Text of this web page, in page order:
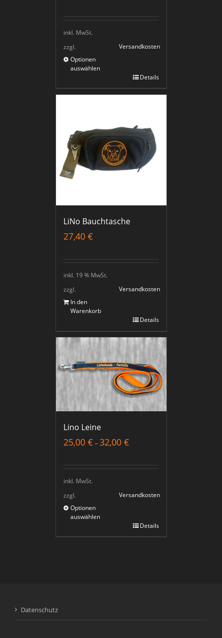
inkl. MwSt.
zzgl.
Versandkosten
Optionen
auswählen
Details
LiNo Bauchtasche
27,40 €
inkl. 19 % MwSt.
zzgl.
Versandkosten
In den
Warenkorb
Details
Lino Leine
25,00 € – 32,00 €
inkl. MwSt.
zzgl.
Versandkosten
Optionen
auswählen
Details
Datenschutz